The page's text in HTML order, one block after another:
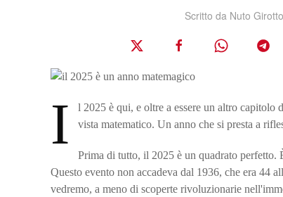
Scritto da Nuto
I
l 2025 è qui, e oltre a essere un altro capitolo
vista matematico. Un anno che si presta a
Prima di tutto, il 2025 è un quadrato perfetto.
Questo evento non accadeva dal 1936, che era 44
vedremo, a meno di scoperte rivoluzionarie